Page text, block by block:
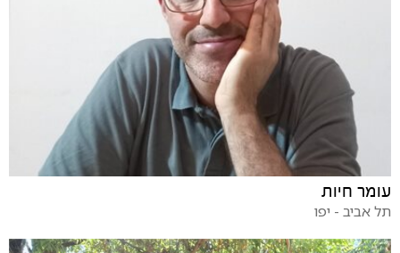
עומר חיות
תל אביב - יפו